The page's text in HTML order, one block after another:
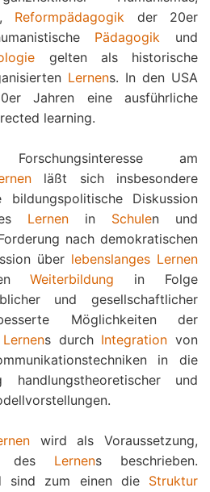
, Reformpädagogik der 20er
Pädagogik und
gelten als historische
Lernens. In den USA
Jahren eine ausführliche
learning.
am
läßt sich insbesondere
Diskussion
Lernen in Schulen und
nach demokratischen
über lebenslanges Lernen
Weiterbildung in Folge
und gesellschaftlicher
Möglichkeiten der
Lernens durch Integration von
in die
und
wird als Voraussetzung,
des Lernens beschrieben.
sind zum einen die Struktur